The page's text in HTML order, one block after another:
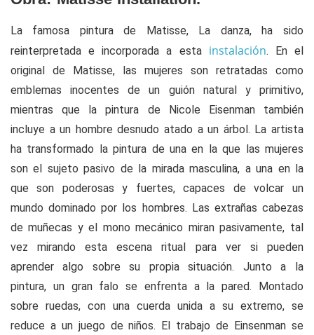
La famosa pintura de Matisse, La danza, ha sido
reinterpretada e incorporada a esta instalación. En el
original de Matisse, las mujeres son retratadas como
emblemas inocentes de un guión natural y primitivo,
mientras que la pintura de Nicole Eisenman también
incluye a un hombre desnudo atado a un árbol. La artista
ha transformado la pintura de una en la que las mujeres
son el sujeto pasivo de la mirada masculina, a una en la
que son poderosas y fuertes, capaces de volcar un
mundo dominado por los hombres. Las extrañas cabezas
de muñecas y el mono mecánico miran pasivamente, tal
vez mirando esta escena ritual para ver si pueden
aprender algo sobre su propia situación. Junto a la
pintura, un gran falo se enfrenta a la pared. Montado
sobre ruedas, con una cuerda unida a su extremo, se
reduce a un juego de niños. El trabajo de Einsenman se